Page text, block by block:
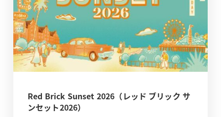
Red Brick Sunset 2026（レッド ブリック サ
ンセット2026）